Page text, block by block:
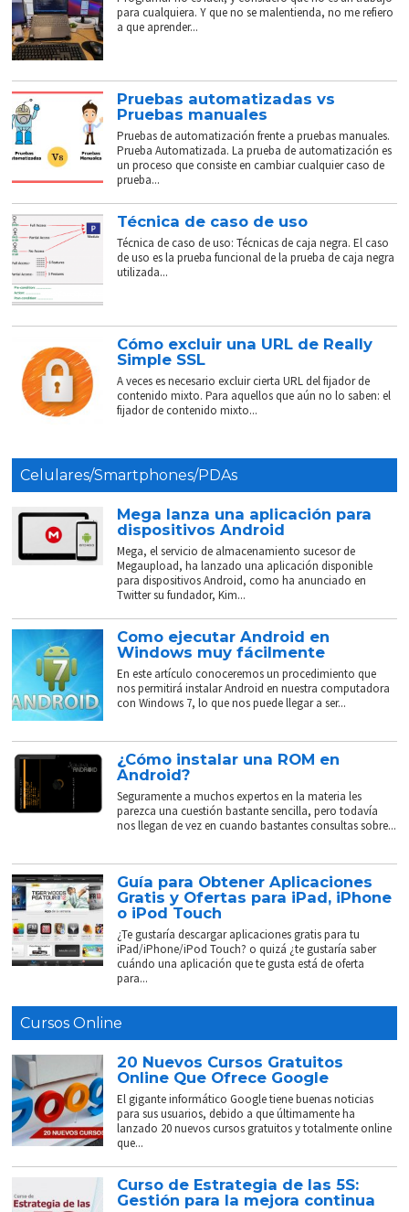
para cualquiera. Y que no se malentienda, no me refiero
a que aprender...
Pruebas automatizadas vs
Pruebas manuales
Pruebas de automatización frente a pruebas manuales.
Prueba Automatizada. La prueba de automatización es
un proceso que consiste en cambiar cualquier caso de
prueba...
Técnica de caso de uso
Técnica de caso de uso: Técnicas de caja negra. El caso
de uso es la prueba funcional de la prueba de caja negra
utilizada...
Cómo excluir una URL de Really
Simple SSL
A veces es necesario excluir cierta URL del fijador de
contenido mixto. Para aquellos que aún no lo saben: el
fijador de contenido mixto...
Celulares/Smartphones/PDAs
Mega lanza una aplicación para
dispositivos Android
Mega, el servicio de almacenamiento sucesor de
Megaupload, ha lanzado una aplicación disponible
para dispositivos Android, como ha anunciado en
Twitter su fundador, Kim...
Como ejecutar Android en
Windows muy fácilmente
En este artículo conoceremos un procedimiento que
nos permitirá instalar Android en nuestra computadora
con Windows 7, lo que nos puede llegar a ser...
¿Cómo instalar una ROM en
Android?
Seguramente a muchos expertos en la materia les
parezca una cuestión bastante sencilla, pero todavía
nos llegan de vez en cuando bastantes consultas sobre...
Guía para Obtener Aplicaciones
Gratis y Ofertas para iPad, iPhone
o iPod Touch
¿Te gustaría descargar aplicaciones gratis para tu
iPad/iPhone/iPod Touch? o quizá ¿te gustaría saber
cuándo una aplicación que te gusta está de oferta
para...
Cursos Online
20 Nuevos Cursos Gratuitos
Online Que Ofrece Google
El gigante informático Google tiene buenas noticias
para sus usuarios, debido a que últimamente ha
lanzado 20 nuevos cursos gratuitos y totalmente online
que...
Curso de Estrategia de las 5S:
Gestión para la mejora continua